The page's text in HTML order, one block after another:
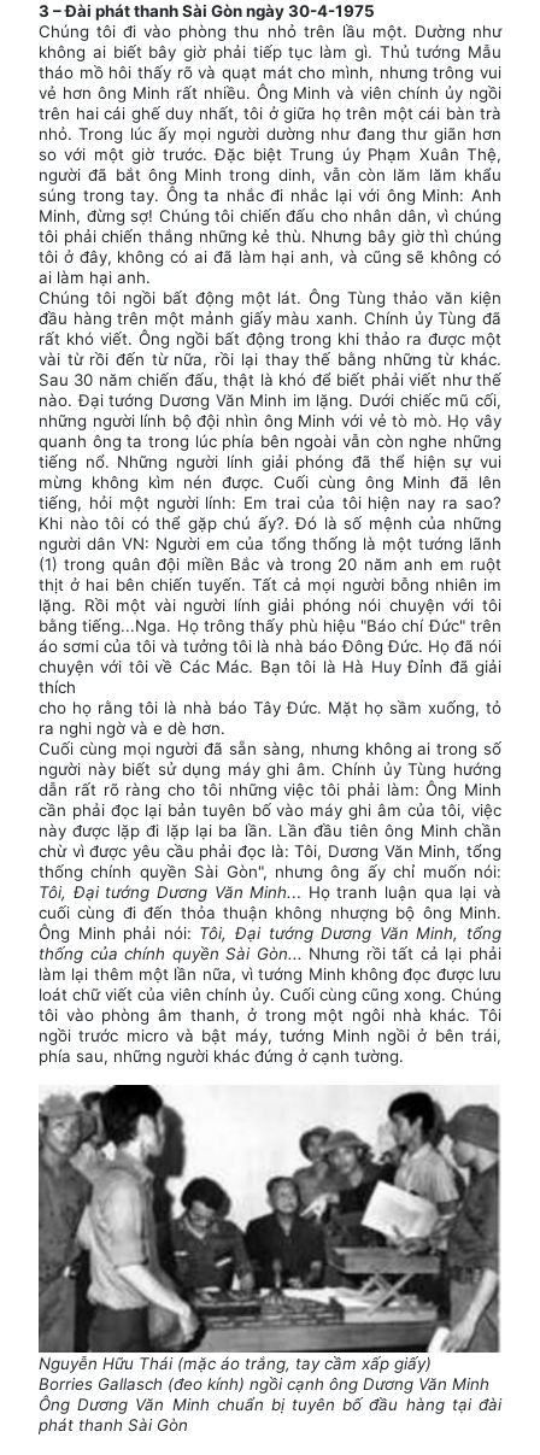
3 – Đài phát thanh Sài Gòn ngày 30-4-1975
Chúng tôi đi vào phòng thu nhỏ trên lầu một. Dường như
không ai biết bây giờ phải tiếp tục làm gì. Thủ tướng Mẫu
tháo mồ hôi thấy rõ và quạt mát cho mình, nhưng trông vui
vẻ hơn ông Minh rất nhiều. Ông Minh và viên chính ủy ngồi
trên hai cái ghế duy nhất, tôi ở giữa họ trên một cái bàn trà
nhỏ. Trong lúc ấy mọi người dường như đang thư giãn hơn
so với một giờ trước. Đặc biệt Trung úy Phạm Xuân Thệ,
người đã bắt ông Minh trong dinh, vẫn còn lăm lăm khẩu
súng trong tay. Ông ta nhắc đi nhắc lại với ông Minh: Anh
Minh, đừng sợ! Chúng tôi chiến đấu cho nhân dân, vì chúng
tôi phải chiến thắng những kẻ thù. Nhưng bây giờ thì chúng
tôi ở đây, không có ai đã làm hại anh, và cũng sẽ không có
ai làm hại anh.
Chúng tôi ngồi bất động một lát. Ông Tùng thảo văn kiện
đầu hàng trên một mảnh giấy màu xanh. Chính ủy Tùng đã
rất khó viết. Ông ngồi bất động trong khi thảo ra được một
vài từ rồi đến từ nữa, rồi lại thay thế bằng những từ khác.
Sau 30 năm chiến đấu, thật là khó để biết phải viết như thế
nào. Đại tướng Dương Văn Minh im lặng. Dưới chiếc mũ cối,
những người lính bộ đội nhìn ông Minh với vẻ tò mò. Họ vây
quanh ông ta trong lúc phía bên ngoài vẫn còn nghe những
tiếng nổ. Những người lính giải phóng đã thể hiện sự vui
mừng không kìm nén được. Cuối cùng ông Minh đã lên
tiếng, hỏi một người lính: Em trai của tôi hiện nay ra sao?
Khi nào tôi có thể gặp chú ấy?. Đó là số mệnh của những
người dân VN: Người em của tổng thống là một tướng lãnh
(1) trong quân đội miền Bắc và trong 20 năm anh em ruột
thịt ở hai bên chiến tuyến. Tất cả mọi người bỗng nhiên im
lặng. Rồi một vài người lính giải phóng nói chuyện với tôi
bằng tiếng...Nga. Họ trông thấy phù hiệu "Báo chí Đức" trên
áo sơmi của tôi và tưởng tôi là nhà báo Đông Đức. Họ đã nói
chuyện với tôi về Các Mác. Bạn tôi là Hà Huy Đỉnh đã giải
thích
cho họ rằng tôi là nhà báo Tây Đức. Mặt họ sầm xuống, tỏ
ra nghi ngờ và e dè hơn.
Cuối cùng mọi người đã sẵn sàng, nhưng không ai trong số
người này biết sử dụng máy ghi âm. Chính ủy Tùng hướng
dẫn rất rõ ràng cho tôi những việc tôi phải làm: Ông Minh
cần phải đọc lại bản tuyên bố vào máy ghi âm của tôi, việc
này được lặp đi lặp lại ba lần. Lần đầu tiên ông Minh chần
chừ vì được yêu cầu phải đọc là: Tôi, Dương Văn Minh, tổng
thống chính quyền Sài Gòn", nhưng ông ấy chỉ muốn nói:
Tôi, Đại tướng Dương Văn Minh... Họ tranh luận qua lại và
cuối cùng đi đến thỏa thuận không nhượng bộ ông Minh.
Ông Minh phải nói: Tôi, Đại tướng Dương Văn Minh, tổng
thống của chính quyền Sài Gòn... Nhưng rồi tất cả lại phải
làm lại thêm một lần nữa, vì tướng Minh không đọc được lưu
loát chữ viết của viên chính ủy. Cuối cùng cũng xong. Chúng
tôi vào phòng âm thanh, ở trong một ngôi nhà khác. Tôi
ngồi trước micro và bật máy, tướng Minh ngồi ở bên trái,
phía sau, những người khác đứng ở cạnh tường.
Nguyễn Hữu Thái (mặc áo trắng, tay cầm xấp giấy)
Borries Gallasch (đeo kính) ngồi cạnh ông Dương Văn Minh
Ông Dương Văn Minh chuẩn bị tuyên bố đầu hàng tại đài
phát thanh Sài Gòn